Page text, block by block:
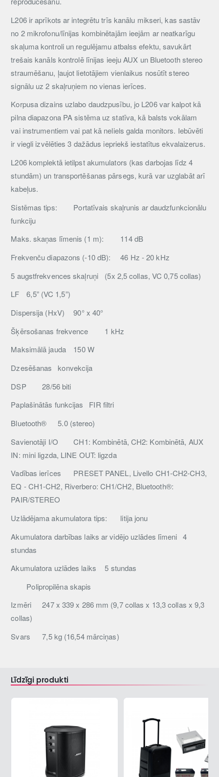
L206 ir aprīkots ar integrētu trīs kanālu mikseri, kas sastāv
no 2 mikrofonu/līnijas kombinētajām ieejām ar neatkarīgu
skaļuma kontroli un regulējamu atbalss efektu, savukārt
trešais kanāls kontrolē līnijas ieeju AUX un Bluetooth stereo
straumēšanu, ļaujot lietotājiem vienlaikus nosūtīt stereo
signālu uz 2 skaļruņiem no vienas ierīces.
Korpusa dizains uzlabo daudzpusību, jo L206 var kalpot kā
pilna diapazona PA sistēma uz statīva, kā balsts vokālam
vai instrumentiem vai pat kā neliels galda monitors. Iebūvēti
ir viegli izvēlēties 3 dažādus iepriekš iestatītus ekvalaizerus.
L206 komplektā ietilpst akumulators (kas darbojas līdz 4
stundām) un transportēšanas pārsegs, kurā var uzglabāt arī
kabeļus.
Sistēmas tips:
Portatīvais skaļrunis ar daudzfunkcionālu
funkciju
Maks. skaņas līmenis (1 m):
114 dB
Frekvenču diapazons (-10 dB):
46 Hz - 20 kHz
5 augstfrekvences skaļruņi
(5x 2,5 collas, VC 0,75 collas)
LF
6,5” (VC 1,5”)
Dispersija (HxV)
90° x 40°
Šķērsošanas frekvence
1 kHz
Maksimālā jauda
150 W
Dzesēšanas
konvekcija
DSP
28/56 biti
Paplašinātās funkcijas
FIR filtri
Bluetooth®
5.0 (stereo)
Savienotāji I/O
CH1: Kombinētā, CH2: Kombinētā, AUX
IN: mini ligzda, LINE OUT: ligzda
Vadības ierīces
PRESET PANEL, Livello CH1-CH2-CH3,
EQ - CH1-CH2, Riverbero: CH1/CH2, Bluetooth®:
PAIR/STEREO
Uzlādējama akumulatora tips:
litija jonu
Akumulatora darbības laiks ar vidējo uzlādes līmeni 4
stundas
Akumulatora uzlādes laiks
5 stundas
Polipropilēnaskapis
Izmēri
247 x 339 x 286 mm (9,7 collas x 13,3 collas x 9,3
collas)
Svars
7,5 kg (16,54 mārciņas)
Līdzīgi produkti